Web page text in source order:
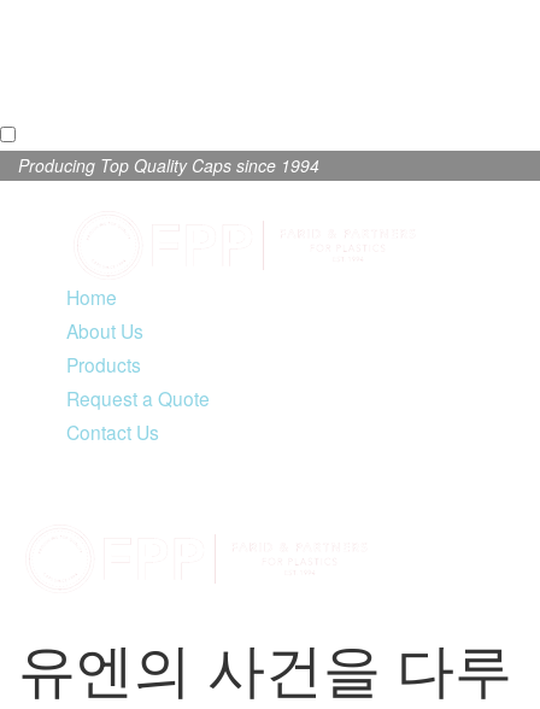
Producing Top Quality Caps since 1994
Home
About Us
Products
Request a Quote
Contact Us
유엔의 사건을 다루